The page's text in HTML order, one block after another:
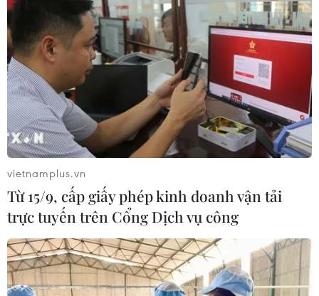
vietnamplus.vn
Từ 15/9, cấp giấy phép kinh doanh vận tải
trực tuyến trên Cổng Dịch vụ công